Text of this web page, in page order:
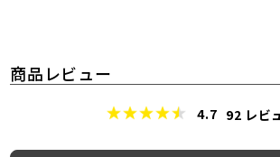
商品レビュー
4.7 92 レビ